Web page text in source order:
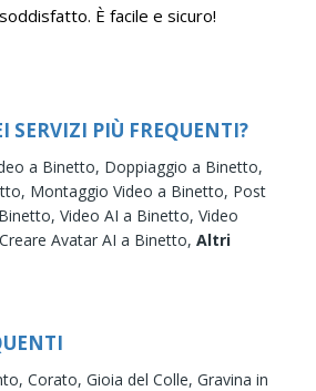
È facile e sicuro!
SERVIZI PIÙ FREQUENTI?
a Binetto, Doppiaggio a Binetto,
Montaggio Video a Binetto, Post
Video AI a Binetto, Video
Creare Avatar AI a Binetto, Altri
Corato, Gioia del Colle, Gravina in